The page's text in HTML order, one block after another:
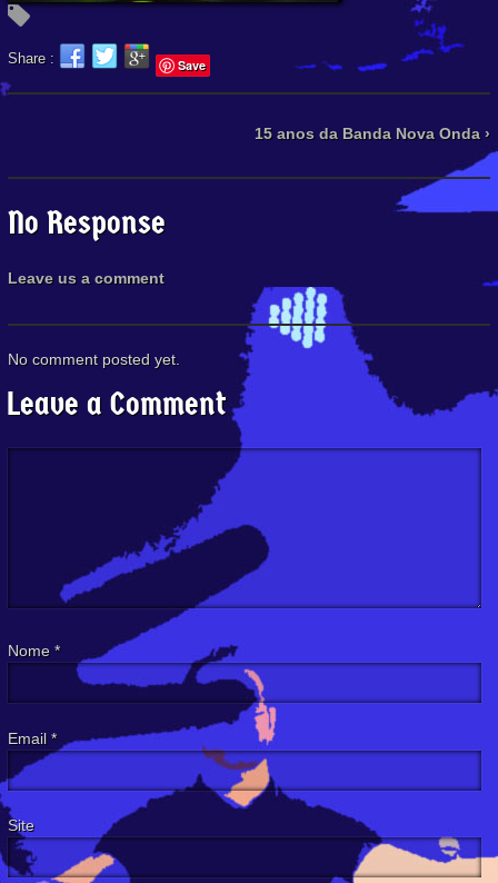
Share : Save
15 anos da Banda Nova Onda ›
No Response
Leave us a comment
No comment posted yet.
Leave a Comment
Nome *
Email *
Site